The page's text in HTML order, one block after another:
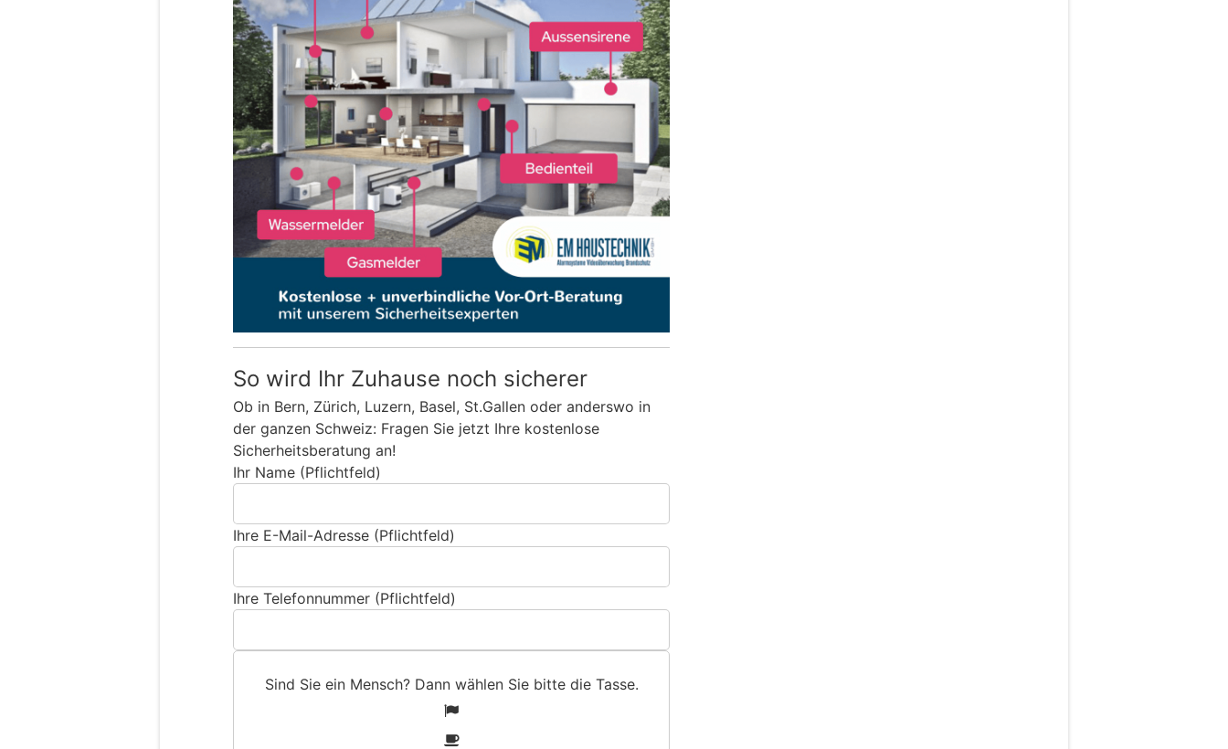
So wird Ihr Zuhause noch sicherer
Ob in Bern, Zürich, Luzern, Basel, St.Gallen oder anderswo in
der ganzen Schweiz: Fragen Sie jetzt Ihre kostenlose
Sicherheitsberatung an!
Ihr Name (Pflichtfeld)
Ihre E-Mail-Adresse (Pflichtfeld)
Ihre Telefonnummer (Pflichtfeld)
Sind Sie ein Mensch? Dann wählen Sie bitte die Tasse.